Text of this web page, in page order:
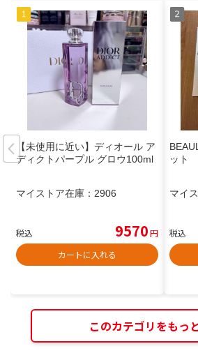
【未使用に近い】ディオール ア
ディクトパープル グロウ100ml
マイストア在庫： 2906
税込 9570円
カートに入れる
ット
マイ
税込
このカテゴリをもっ